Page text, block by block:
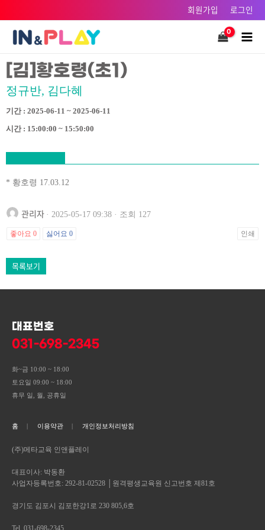
건너뛰기
회원가입 로그인
Main
[김]황호령(초1)
정규반, 김다혜
기간 : 2025-06-11 ~ 2025-06-11
시간 : 15:00:00 ~ 15:50:00
* 황호령 17.03.12
관리자 · 2025-05-17 09:38 · 조회 127
좋아요 0 싫어요 0 인쇄
목록보기
대표번호
031-698-2345
화~금 10:00 ~ 18:00
토요일 09:00 ~ 18:00
휴무 일, 월, 공휴일
홈 이용약관 개인정보처리방침
(주)메타교육 인앤플레이
대표이사: 박동환
사업자등록번호: 292-81-02528 │원격평생교육원 신고번호 제81호
경기도 김포시 김포한강1로 230 805,6호